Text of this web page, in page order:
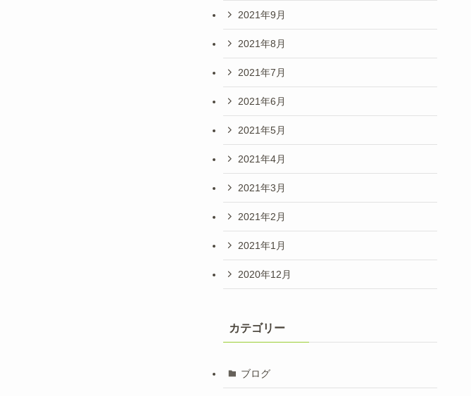
2021年9月
2021年8月
2021年7月
2021年6月
2021年5月
2021年4月
2021年3月
2021年2月
2021年1月
2020年12月
カテゴリー
ブログ